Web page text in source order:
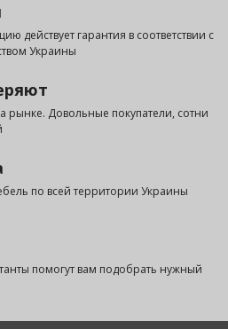
действует гарантия в соответствии с
Украины
рынке. Довольные покупатели, сотни
по всей территории Украины
помогут вам подобрать нужный